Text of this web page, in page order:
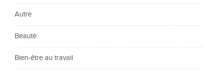
Autre
Beauté
Bien-être au travail